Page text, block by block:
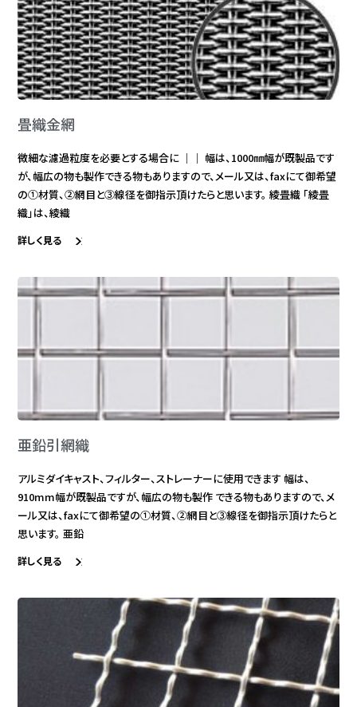
畳織金網
微細な濾過粒度を必要とする場合に ｜｜ 幅は、1000㎜幅が既製品です
が、幅広の物も製作できる物もありますので、メール又は、faxにて御希望
の①材質、②網目と③線径を御指示頂けたらと思います。 綾畳織 「綾畳
織」は、綾織
詳しく見る
亜鉛引網織
アルミダイキャスト、フィルター、ストレーナーに使用できます 幅は、
910mm幅が既製品ですが、幅広の物も製作 できる物もありますので、メ
ール又は、faxにて御希望の①材質、②網目と③線径を御指示頂けたらと
思います。 亜鉛
詳しく見る